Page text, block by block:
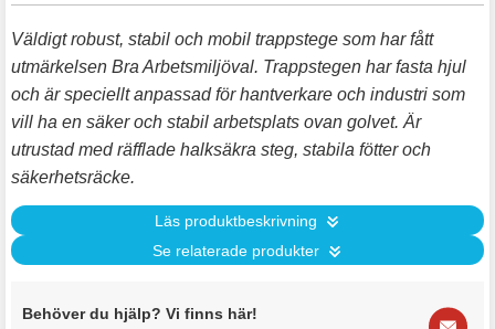
Väldigt robust, stabil och mobil trappstege som har fått
utmärkelsen Bra Arbetsmiljöval. Trappstegen har fasta hjul
och är speciellt anpassad för hantverkare och industri som
vill ha en säker och stabil arbetsplats ovan golvet. Är
utrustad med räfflade halksäkra steg, stabila fötter och
säkerhetsräcke.
Läs produktbeskrivning
Se relaterade produkter
Behöver du hjälp? Vi finns här!